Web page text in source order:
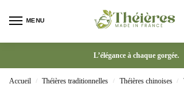
MENU
L’élégance à chaque gorgée.
Accueil / Théières traditionnelles / Théières chinoises /